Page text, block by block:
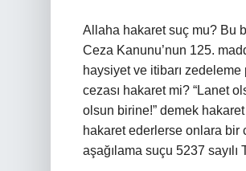
Allaha hakaret suç mu? Bu
Ceza Kanunu’nun 125.
haysiyet ve itibarı
cezası hakaret mi? “Lanet
olsun birine!” demek
hakaret ederlerse onlara bir
aşağılama suçu 5237